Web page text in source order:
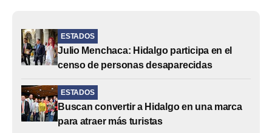
ESTADOS
Julio Menchaca: Hidalgo participa en el
censo de personas desaparecidas
ESTADOS
Buscan convertir a Hidalgo en una marca
para atraer más turistas